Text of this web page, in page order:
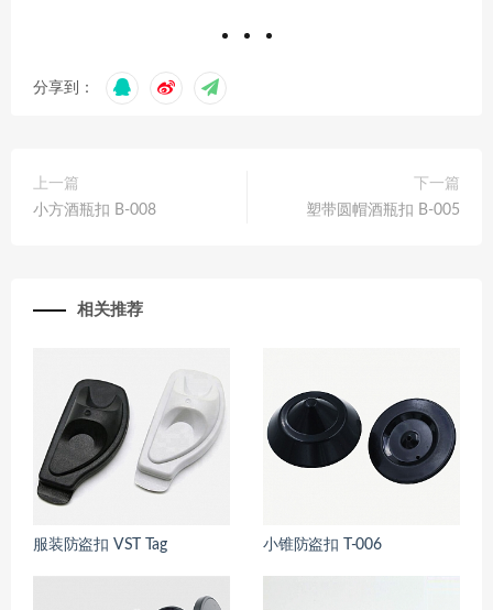
分享到：
上一篇
小方酒瓶扣 B-008
下一篇
塑带圆帽酒瓶扣 B-005
相关推荐
服装防盗扣 VST Tag 小锥防盗扣 T-006